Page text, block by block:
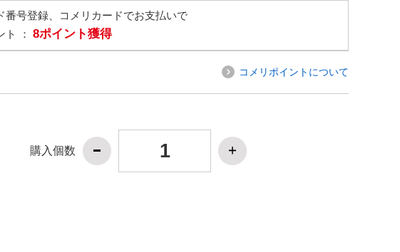
番号登録、コメリカードでお支払いで
ト ： 8ポイント獲得
コメリポイントについて
購入個数